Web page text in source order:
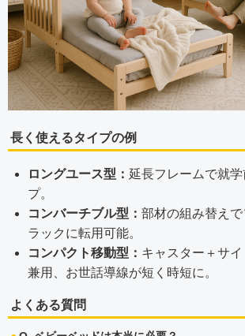
長く使えるタイプの例
ロングユース型： 延長フレームで就
プ。
コンバーチブル型： 部材の組み替えで
ラックに転用可能。
コンパクト移動型： キャスター＋サ
兼用、お世話導線が短く時短に。
よくある質問